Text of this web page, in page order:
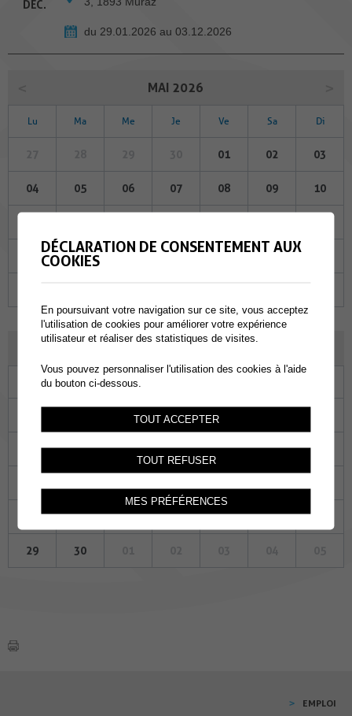
DEC.
du 29.01.2026 au 03.12.2026
MAI 2026
Lu Ma Me Je Ve Sa Di
01 02 03
04 05 06 07 08 09 10
19 20 21 22 23
JUIN 2026
Ma Me
03 04 05
09 10 11 12 13
23 24 25 26 27
29 30
EMPLOI
DÉCLARATION DE CONSENTEMENT AUX
COOKIES
En poursuivant votre navigation sur ce site, vous acceptez
l'utilisation de cookies pour améliorer votre expérience
utilisateur et réaliser des statistiques de visites.
Vous pouvez personnaliser l'utilisation des cookies à l'aide
du bouton ci-dessous.
TOUT ACCEPTER
TOUT REFUSER
MES PRÉFÉRENCES